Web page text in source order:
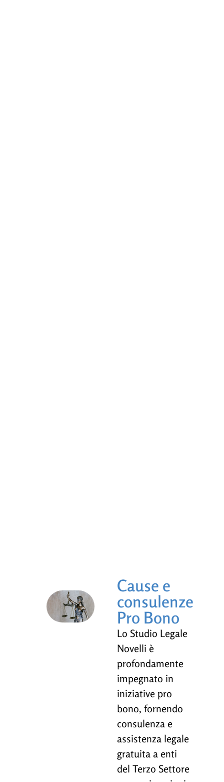
Cause e
consulenze
Pro Bono
Lo Studio Legale
Novelli è
profondamente
impegnato in
iniziative pro
bono, fornendo
consulenza e
assistenza legale
gratuita a enti
del Terzo Settore